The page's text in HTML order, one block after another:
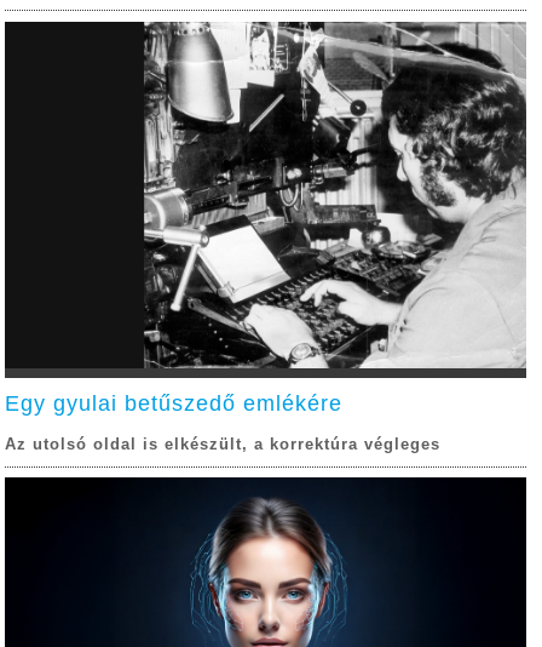
Egy gyulai betűszedő emlékére
Az utolsó oldal is elkészült, a korrektúra végleges